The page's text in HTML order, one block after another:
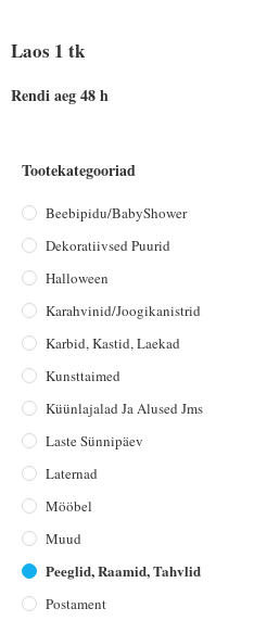
Laos 1 tk
Rendi aeg 48 h
Tootekategooriad
Beebipidu/BabyShower
Dekoratiivsed Puurid
Halloween
Karahvinid/joogikanistrid
Karbid, Kastid, Laekad
Kunsttaimed
Küünlajalad Ja Alused Jms
Laste Sünnipäev
Laternad
Mööbel
Muud
Peeglid, Raamid, Tahvlid
Postament